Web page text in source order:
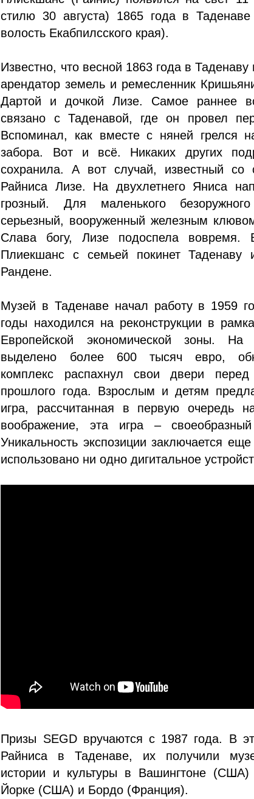
стилю 30 августа) 1865 года в
волость Екабпилсского края).
Известно, что весной 1863 года в
арендатор земель и ремесленник
Дартой и дочкой Лизе. Самое раннее
связано с Таденавой, где он провел
Вспоминал, как вместе с няней грелся
забора. Вот и всё. Никаких других
сохранила. А вот случай, известный со
Райниса Лизе. На двухлетнего Яниса
грозный. Для маленького
серьезный, вооруженный железным
Слава богу, Лизе подоспела вовремя.
Плиекшанс с семьей покинет Таденаву
Рандене.
Музей в Таденаве начал работу в 1959
годы находился на реконструкции в
Европейской экономической зоны. На
выделено более 600 тысяч евро,
комплекс распахнул свои двери перед
прошлого года. Взрослым и детям
игра, рассчитанная в первую очередь
воображение, эта игра –
Уникальность экспозиции заключается
использовано ни одно дигитальное
Призы SEGD вручаются с 1987 года. В
Райниса в Таденаве, их получили
истории и культуры в Вашингтоне
Йорке (США) и Бордо (Франция).